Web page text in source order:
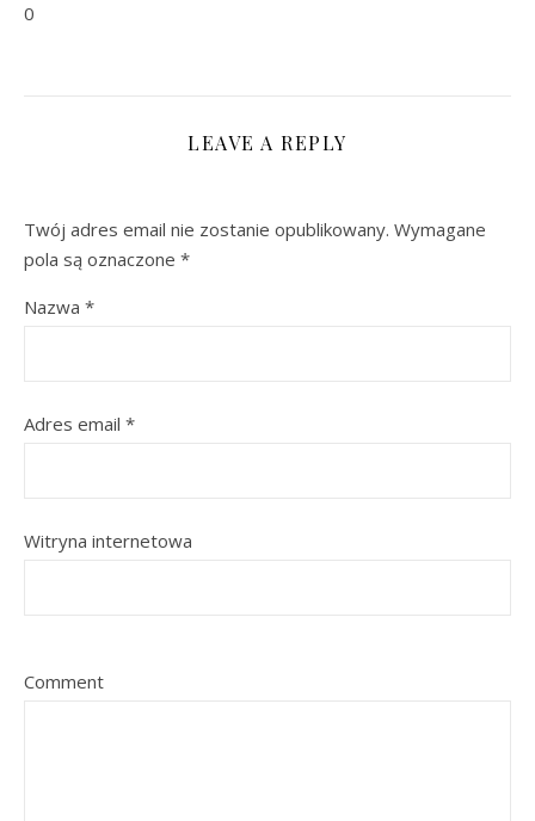
0
LEAVE A REPLY
Twój adres email nie zostanie opublikowany. Wymagane
pola są oznaczone *
Nazwa *
Adres email *
Witryna internetowa
Comment